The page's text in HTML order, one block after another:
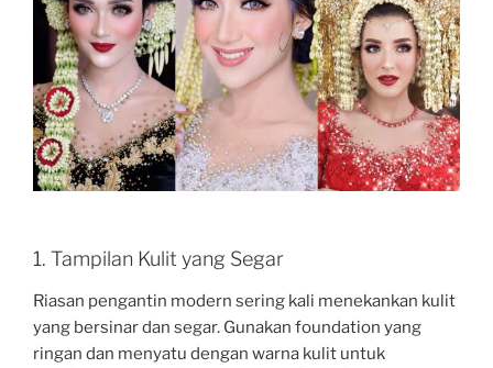
1. Tampilan Kulit yang Segar
Riasan pengantin modern sering kali menekankan kulit
yang bersinar dan segar. Gunakan foundation yang
ringan dan menyatu dengan warna kulit untuk